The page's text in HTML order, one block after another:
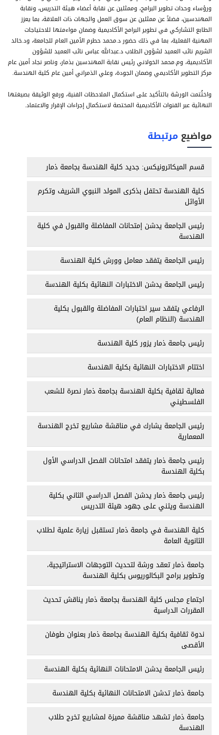
ورؤساء وحدات تطوير البرامج، وممثلين عن نقابة أعضاء هيئة التدريس، ونقابة
المهندسين، فضلاً عن ممثلين عن سوق العمل والجهات ذات العلاقة، بما يعزز
الطابع التشاركي في تطوير البرامج الأكاديمية وضمان مواءمتها للاحتياجات
المهنية الفعلية، بما في ذلك حضور د.محمد حطرم الأمين العام للجامعة، ود.خالد
الشريم نائب العميد لشؤون الطلاب د.عبدالله عباس نائب العميد للشؤون
الأكاديمية، وم.محمد الخولاني رئيس نقابة المهندسين بذمار، وناصر نجاد أمين عام
مركز التطوير الأكاديمي وضمان الجودة، وعلي الذمراني أمين عام كلية الهندسة.
واختُتمت الورشة بالتأكيد على استكمال الملاحظات الفنية، ورفع الوثيقة بصيغتها
النهائية عبر القنوات الأكاديمية المختصة لاستكمال إجراءات الإقرار والاعتماد.
مواضيع مرتبطة
قسم الميكاترونيكس: جديد كلية الهندسة بجامعة ذمار
كلية الهندسة تحتفل بذكرى المولد النبوي الشريف وتكرم
الأوائل
رئيس الجامعة يدشن إمتحانات المفاضلة والقبول في كلية
الهندسة
رئيس الجامعة يتفقد معامل وورش كلية الهندسة
رئيس الجامعة يدشن الاختبارات النهائية بكلية الهندسة
الرفاعي يتفقد سير اختبارات المفاضلة والقبول بكلية
الهندسة (النظام العام)
رئيس جامعة ذمار يزور كلية الهندسة
اختتام الاختبارات النهائية بكلية الهندسة
فعالية ثقافية بكلية الهندسة بجامعة ذمار نصرة للشعب
الفلسطيني
رئيس الجامعة يشارك في مناقشة مشاريع تخرج الهندسة
المعمارية
رئيس جامعة ذمار يتفقد امتحانات الفصل الدراسي الأول
بكلية الهندسة
رئيس جامعة ذمار يدشن الفصل الدراسي الثاني بكلية
الهندسة ويثني على جهود هيئة التدريس
كلية الهندسة في جامعة ذمار تستقبل زيارة علمية لطلاب
الثانوية العامة
جامعة ذمار تعقد ورشة لتحديث التوجهات الاستراتيجية،
وتطوير برامج البكالوريوس بكلية الهندسة
اجتماع مجلس كلية الهندسة بجامعة ذمار يناقش تحديث
المقررات الدراسية
ندوة ثقافية بكلية الهندسة بجامعة ذمار بعنوان طوفان
الأقصى
رئيس الجامعة يدشن الامتحانات النهائية بكلية الهندسة
جامعة ذمار تدشن الامتحانات النهائية بكلية الهندسة
جامعة ذمار تشهد مناقشة مميزة لمشاريع تخرج طلاب
الهندسة